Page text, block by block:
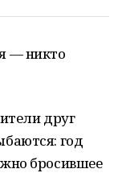
— никто
друг
год
бросившее